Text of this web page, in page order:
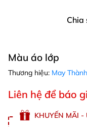
Chia
Màu áo lớp
Thương hiệu: May
Liên hệ để báo
KHUYẾN MÃI -